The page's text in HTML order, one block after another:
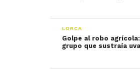
LORCA
Golpe al robo
grupo que sustraía